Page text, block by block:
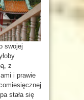
swojej
z
i prawie
stała się